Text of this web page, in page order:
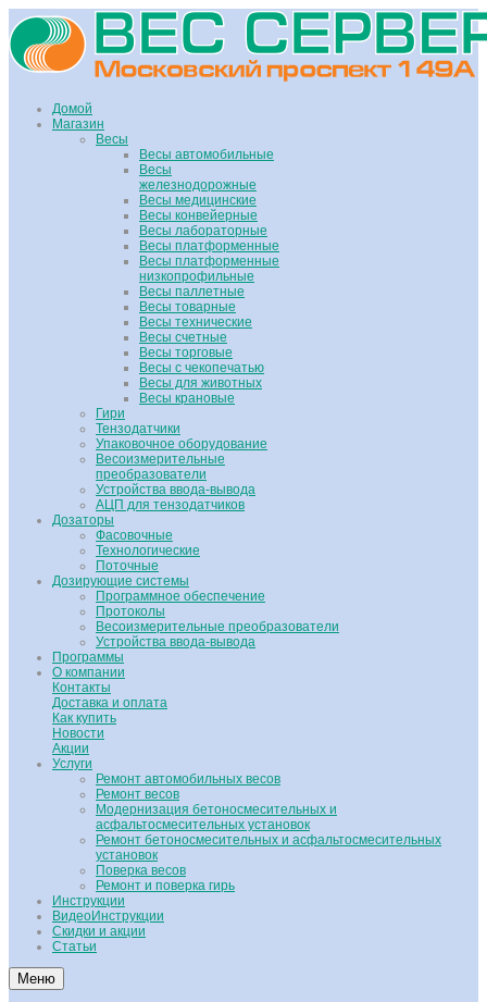
Домой
Магазин
Весы
Весы автомобильные
Весы
железнодорожные
Весы медицинские
Весы конвейерные
Весы лабораторные
Весы платформенные
Весы платформенные
низкопрофильные
Весы паллетные
Весы товарные
Весы технические
Весы счетные
Весы торговые
Весы с чекопечатью
Весы для животных
Весы крановые
Гири
Тензодатчики
Упаковочное оборудование
Весоизмерительные
преобразователи
Устройства ввода-вывода
АЦП для тензодатчиков
Дозаторы
Фасовочные
Технологические
Поточные
Дозирующие системы
Программное обеспечение
Протоколы
Весоизмерительные преобразователи
Устройства ввода-вывода
Программы
О компании
Контакты
Доставка и оплата
Как купить
Новости
Акции
Услуги
Ремонт автомобильных весов
Ремонт весов
Модернизация бетоносмесительных и
асфальтосмесительных установок
Ремонт бетоносмесительных и асфальтосмесительных
установок
Поверка весов
Ремонт и поверка гирь
Инструкции
ВидеоИнструкции
Скидки и акции
Статьи
Меню